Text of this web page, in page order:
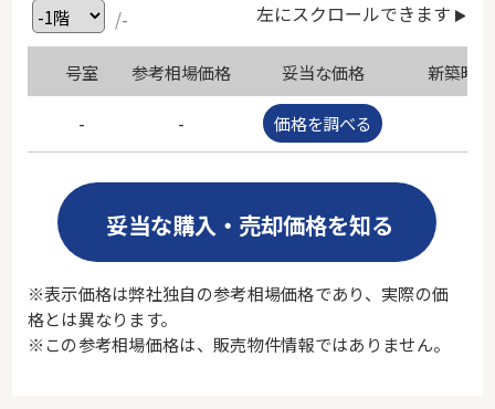
/- 左にスクロールできます
号室 参考相場価格 妥当な価格 新築時
- - 価格を調べる
妥当な購入・売却価格を知る
※表示価格は弊社独自の参考相場価格であり、実際の価
格とは異なります。
※この参考相場価格は、販売物件情報ではありません。